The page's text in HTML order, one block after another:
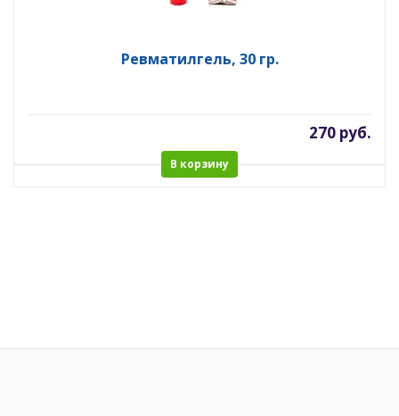
Ревматилгель, 30 гр.
270 руб.
В корзину